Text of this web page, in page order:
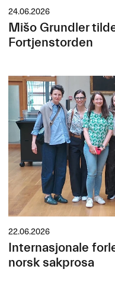
24.06.2026
Mišo Grundler
Fortjenstorden
22.06.2026
Internasjonale
norsk sakprosa